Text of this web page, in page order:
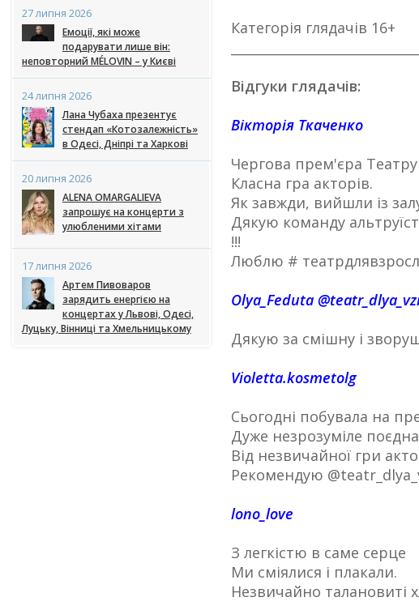
27 липня 2026
Емоції, які може
подарувати лише він:
неповторний MÉLOVIN – у Києві
24 липня 2026
Лана Чубаха презентує
стендап «Котозалежність»
в Одесі, Дніпрі та Харкові
20 липня 2026
ALENA OMARGALIEVA
запрошує на концерти з
улюбленими хітами
17 липня 2026
Артем Пивоваров
зарядить енергією на
концертах у Львові, Одесі,
Луцьку, Вінниці та Хмельницькому
Категорія глядачів 16+
Відгуки глядачів:
Вікторія Ткаченко
Чергова прем'єра
Класна гра акторів.
Як завжди, вийшли із
Дякую команду
!!!
Люблю #
Olya_Feduta
Дякую за смішну і
Violetta.kosmetolg
Сьогодні побувала на
Дуже незрозуміле
Від незвичайної гри
Рекомендую
lono_love
З легкістю в саме серце
Ми сміялися і плакали.
Незвичайно талановиті